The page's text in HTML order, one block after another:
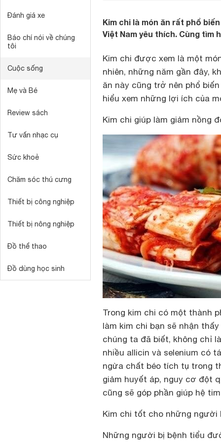
Đánh giá xe
Báo chí nói về chúng
tôi
Cuộc sống
Mẹ và Bé
Review sách
Tư vấn nhạc cụ
Sức khoẻ
Chăm sóc thú cưng
Thiết bị công nghiệp
Thiết bị nông nghiệp
Đồ thể thao
Đồ dùng học sinh
Kim chi là món ăn rất phổ
Việt Nam yêu thích. Cùng tìm
Kim chi được xem là một
nhiên, những năm gần đây,
ăn này cũng trở nên phổ
hiểu xem những lợi ích của
Kim chi giúp làm giảm nồng
Trong kim chi có một thành
làm kim chi bạn sẽ nhận
chúng ta đã biết, không chỉ
nhiều allicin và selenium có
ngừa chất béo tích tụ trong
giảm huyết áp, nguy cơ đột
cũng sẽ góp phần giúp hệ
Kim chi tốt cho những
Những người bị bệnh tiểu